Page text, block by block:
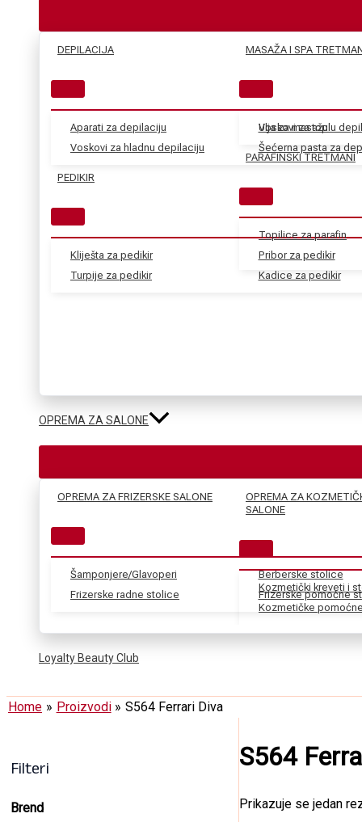
DEPILACIJA
Aparati za depilaciju
Voskovi za hladnu depilaciju
Voskovi za toplu
Šećerna pasta za
PEDIKIR
Kliješta za pedikir
Turpije za pedikir
Pribor za pedikir
Kadice za pedikir
MASAŽA I SPA
Ulja za masažu
PARAFINSKI TRETMANI
Topilice za parafin
OPREMA ZA SALONE
OPREMA ZA FRIZERSKE SALONE
Šamponjere/Glavoperi
Frizerske radne stolice
Berberske stolice
Frizerske pomoćne
OPREMA ZA
SALONE
Kozmetički kreveti i
Kozmetičke
Loyalty Beauty Club
Home Proizvodi S564 Ferrari Diva
Filteri
Brend
S564
Prikazuje se jedan